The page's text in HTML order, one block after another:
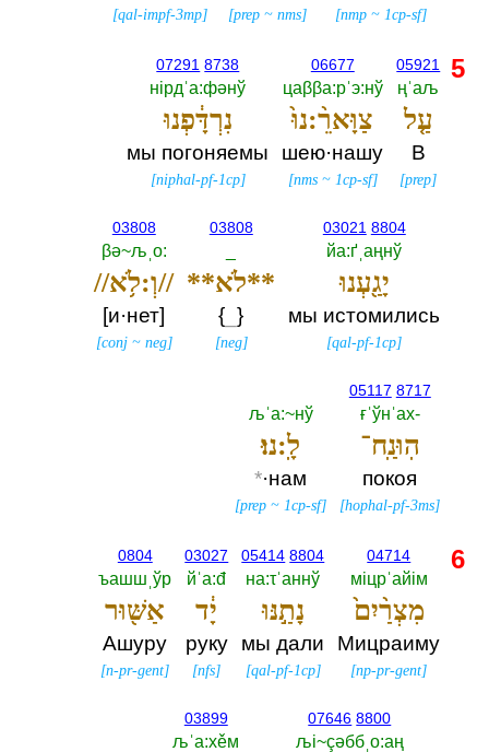
[nmp ~1cp-sf]
[prep~ nms]
[qal-impf-3mp]
05921
ңˈаљ
עַ֤ל
В
[prep]
06677
цаββа:рˈэ:нў
צַוָּארֵ֨:נוּ֙
шею·нашу
[nms~ 1cp-sf]
07291 8738
нiрдˈа:фәнў
נִרְדָּ֔פְנוּ
мы погоняемы
[niphal-pf-1cp]
03021 8804
йа:ґˌаңнў
יָגַ֖עְנוּ
мы истомились
[qal-pf-1cp]
03808
**לֹא**
{ _}
[neg]
03808
βә~љˌо:‎
//וְ:לֹ֥א//
[и·нет]
[conj~ neg]
05117 8717
ғˈўнˈах-‎
הֽוּנַֽח־
покоя
[hophal-pf-3ms]
љˈа:~нў
לָֽ:נוּ׃
*·нам
[prep ~1cp-sf]
5
04714
мiцрˈайiм
מִצְרַ֨יִם֙
Мицраиму
[np-pr-gent]
05414 8804
на:τˈаннў
נָתַ֣נּוּ
мы дали
[qal-pf-1cp]
03027
йˈа:đ
יָ֔ד
руку
[nfs]
0804
ъашшˌўр
אַשּׁ֖וּר
Ашуру
[n-pr-gent]
07646 8800
љi~çәббˌо:аң
03899
љˈа:хěм
6